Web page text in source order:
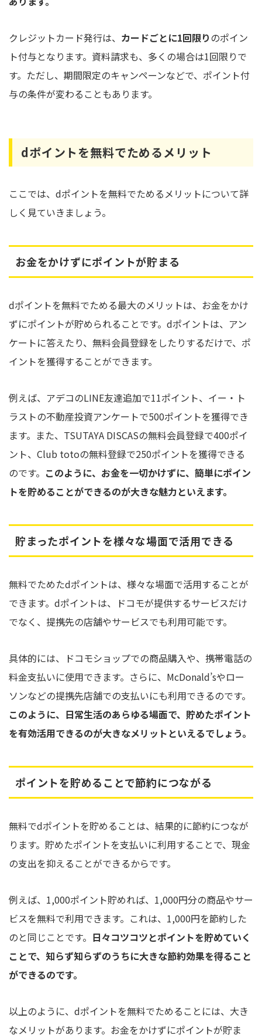
クレジットカード発行は、 カードごとに1回限りのポイン
ト付与となります。資料請求も、多くの場合は1回限りで
す。ただし、期間限定のキャンペーンなどで、ポイント付
与の条件が変わることもあります。
dポイントを無料でためるメリット
ここでは、dポイントを無料でためるメリットについて詳
しく見ていきましょう。
お金をかけずにポイントが貯まる
dポイントを無料でためる最大のメリットは、お金をかけ
ずにポイントが貯められることです。dポイントは、アン
ケートに答えたり、無料会員登録をしたりするだけで、ポ
イントを獲得することができます。
例えば、アデコのLINE友達追加で11ポイント、イー・ト
ラストの不動産投資アンケートで500ポイントを獲得でき
ます。また、TSUTAYA DISCASの無料会員登録で400ポイ
ント、Club totoの無料登録で250ポイントを獲得できる
のです。 このように、お金を一切かけずに、簡単にポイン
トを貯めることができるのが大きな魅力といえます。
貯まったポイントを様々な場面で活用できる
無料でためたdポイントは、様々な場面で活用することが
できます。dポイントは、ドコモが提供するサービスだけ
でなく、提携先の店舗やサービスでも利用可能です。
具体的には、ドコモショップでの商品購入や、携帯電話の
料金支払いに使用できます。さらに、McDonald’sやロー
ソンなどの提携先店舗での支払いにも利用できるのです。
このように、日常生活のあらゆる場面で、貯めたポイント
を有効活用できるのが大きなメリットといえるでしょう。
ポイントを貯めることで節約につながる
無料でdポイントを貯めることは、結果的に節約につなが
ります。貯めたポイントを支払いに利用することで、現金
の支出を抑えることができるからです。
例えば、1,000ポイント貯めれば、1,000円分の商品やサー
ビスを無料で利用できます。これは、1,000円を節約した
のと同じことです。 日々コツコツとポイントを貯めていく
ことで、知らず知らずのうちに大きな節約効果を得ること
ができるのです。
以上のように、dポイントを無料でためることには、大き
なメリットがあります。お金をかけずにポイントが貯ま